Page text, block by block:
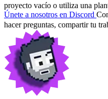
proyecto vacío o utiliza una
Únete a nosotros en Discord
hacer preguntas, compartir tu